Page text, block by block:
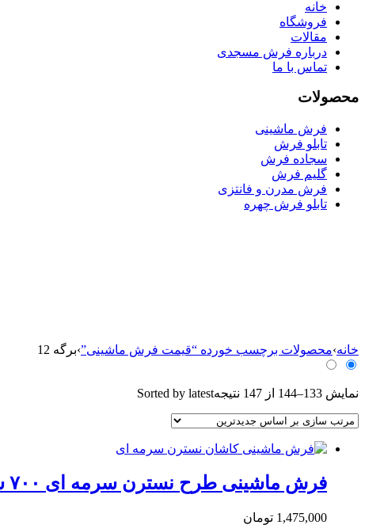
خانه
فروشگاه
مقالات
درباره فرش مسجدی
تماس با ما
محصولات
فرش ماشینی
تابلو فرش
سجاده فرش
گلیم فرش
فرش مدرن و فانتزی
تابلو فرش چهره
خانه›محصولات برچسب خورده “قیمت فرش ماشینی”›برگه 12
نمایش 133–144 از 147 نتیجه Sorted by latest
فرش ماشینی طرح نسترن سرمه ای ۷۰۰ شانه کاشان
1,475,000 تومان